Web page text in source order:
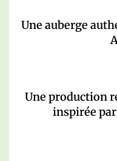
Une auberge
Une production
inspirée